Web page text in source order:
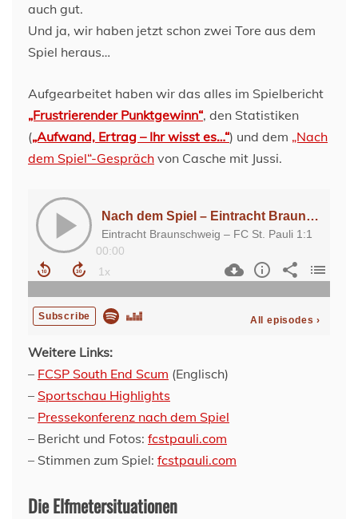
auch gut.
Und ja, wir haben jetzt schon zwei Tore aus dem
Spiel heraus…
Aufgearbeitet haben wir das alles im Spielbericht
„Frustrierender Punktgewinn“, den Statistiken
(„Aufwand, Ertrag – Ihr wisst es…“) und dem „Nach
dem Spiel“-Gespräch von Casche mit Jussi.
Weitere Links:
– FCSP South End Scum (Englisch)
– Sportschau Highlights
– Pressekonferenz nach dem Spiel
– Bericht und Fotos: fcstpauli.com
– Stimmen zum Spiel: fcstpauli.com
Die Elfmetersituationen